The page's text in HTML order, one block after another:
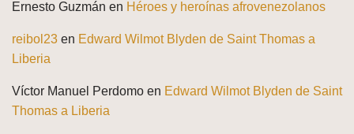
Ernesto Guzmán en Héroes y heroínas afrovenezolanos
reibol23 en Edward Wilmot Blyden de Saint Thomas a
Liberia
Víctor Manuel Perdomo en Edward Wilmot Blyden de Saint
Thomas a Liberia